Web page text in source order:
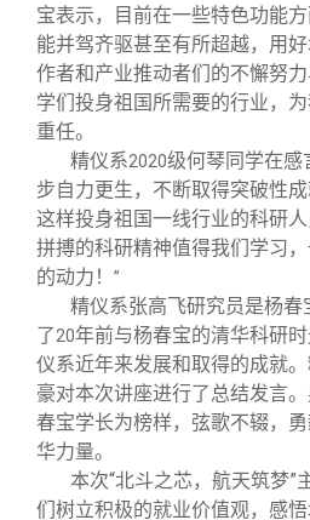
宝表示，目前在一些特色功能
能并驾齐驱甚至有所超越，用
作者和产业推动者们的不懈努
学们投身祖国所需要的行业，
重任。
精仪系2020级何琴同学在感
步自力更生，不断取得突破性
这样投身祖国一线行业的科研
拼搏的科研精神值得我们学习
的动力！ ”
精仪系张高飞研究员是杨
了20年前与杨春宝的清华科研
仪系近年来发展和取得的成就
豪对本次讲座进行了总结发言
春宝学长为榜样，弦歌不辍，
华力量。
本次“北斗之芯，航天筑梦”
们树立积极的就业价值观，感